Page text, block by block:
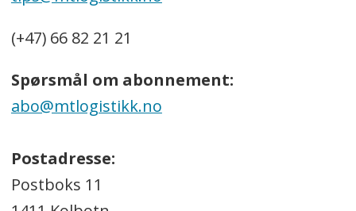
(+47) 66 82 21 21
Spørsmål om abonnement:
abo@mtlogistikk.no
Postadresse:
Postboks 11